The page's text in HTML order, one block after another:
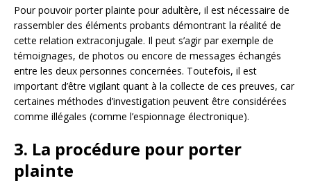
Pour pouvoir porter plainte pour adultère, il est nécessaire de
rassembler des éléments probants démontrant la réalité de
cette relation extraconjugale. Il peut s’agir par exemple de
témoignages, de photos ou encore de messages échangés
entre les deux personnes concernées. Toutefois, il est
important d’être vigilant quant à la collecte de ces preuves, car
certaines méthodes d’investigation peuvent être considérées
comme illégales (comme l’espionnage électronique).
3. La procédure pour porter
plainte